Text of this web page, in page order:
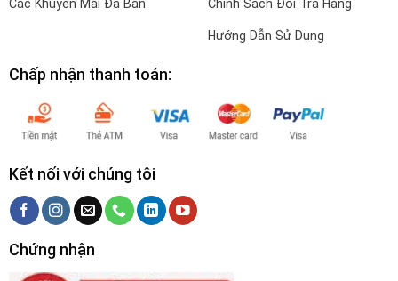
Các Khuyến Mãi Đã Bán Chính Sách Đổi Trả Hàng
Hướng Dẫn Sử Dụng
Chấp nhận thanh toán:
Kết nối với chúng tôi
Chứng nhận